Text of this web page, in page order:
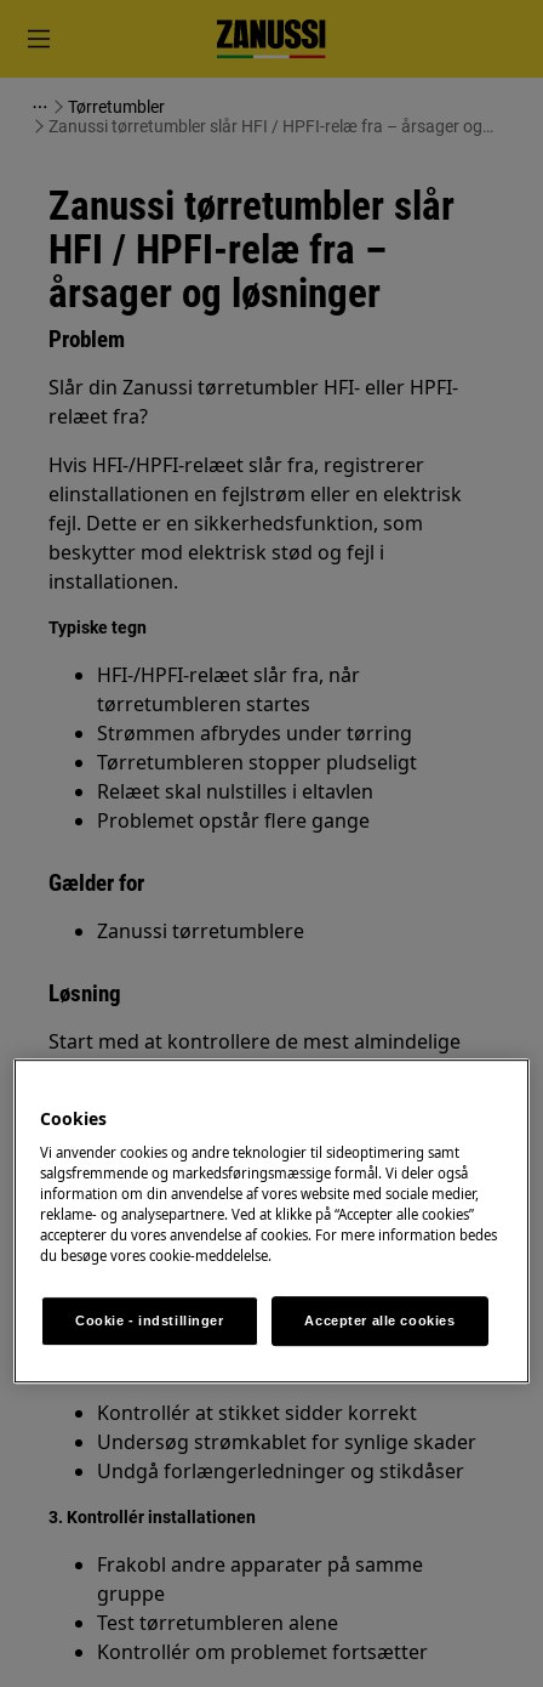
Tørretumbler
Zanussi tørretumbler slår HFI / HPFI-relæ fra – årsager og
Zanussi tørretumbler slår
HFI / HPFI-relæ fra –
årsager og løsninger
Problem
Slår din Zanussi tørretumbler HFI- eller HPFI-
relæet fra?
Hvis HFI-/HPFI-relæet slår fra, registrerer
elinstallationen en fejlstrøm eller en elektrisk
fejl. Dette er en sikkerhedsfunktion, som
beskytter mod elektrisk stød og fejl i
installationen.
Typiske tegn
HFI-/HPFI-relæet slår fra, når
tørretumbleren startes
Strømmen afbrydes under tørring
Tørretumbleren stopper pludseligt
Relæet skal nulstilles i eltavlen
Problemet opstår flere gange
Gælder for
Zanussi tørretumblere
Løsning
Start med at kontrollere de mest almindelige
årsager til problemet.
1. Stop brugen af tørretumbleren
Hvis HFI-/HPFI-relæet slår fra flere gange:
Afbryd strømmen til tørretumbleren
Undgå at starte den igen og igen
Notér hvornår relæet slår fra
Det kan hjælpe med at finde årsagen.
Kontrollér at stikket sidder korrekt
Undersøg strømkablet for synlige skader
Undgå forlængerledninger og stikdåser
3. Kontrollér installationen
Frakobl andre apparater på samme
gruppe
Test tørretumbleren alene
Kontrollér om problemet fortsætter
Cookies
Vi anvender cookies og andre teknologier til sideoptimering samt
salgsfremmende og markedsføringsmæssige formål. Vi deler også
information om din anvendelse af vores website med sociale medier,
reklame- og analysepartnere. Ved at klikke på “Accepter alle cookies”
accepterer du vores anvendelse af cookies. For mere information bedes
du besøge vores cookie-meddelelse.
Cookie - indstillinger Accepter alle cookies